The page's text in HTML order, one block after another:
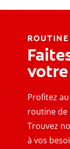
Profitez
routine de
Trouvez
à vos